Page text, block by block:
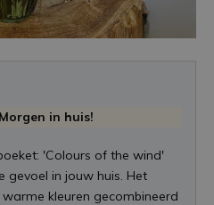
in huis!
'Colours of the wind'
gevoel in jouw huis. Het
kleuren gecombineerd